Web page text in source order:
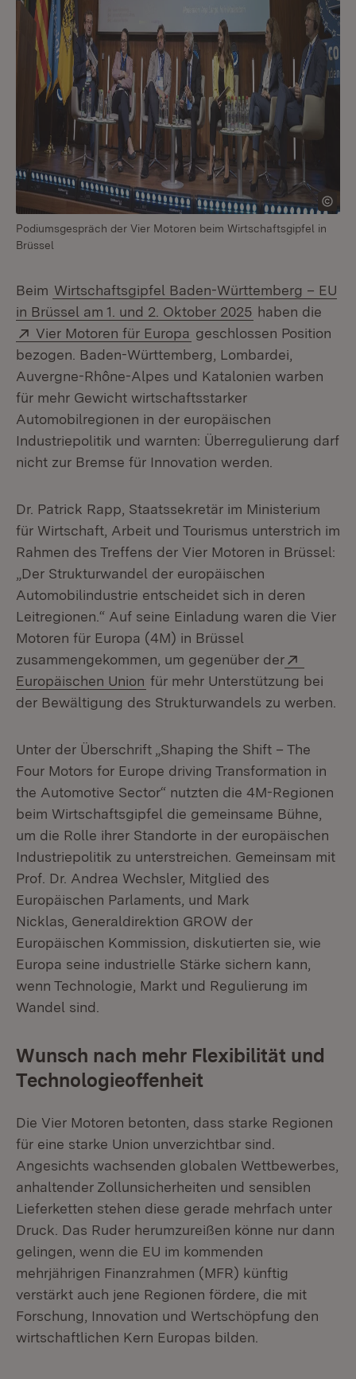
Podiumsgespräch der Vier Motoren beim Wirtschaftsgipfel in
Brüssel
Beim Wirtschaftsgipfel Baden-Württemberg – EU
in Brüssel am 1. und 2. Oktober 2025 haben die
Extern:
Vier Motoren für Europa (Öffnet in neuem
geschlossen Position
bezogen. Baden-Württemberg, Lombardei,
Auvergne-Rhône-Alpes und Katalonien warben
für mehr Gewicht wirtschaftsstarker
Automobilregionen in der europäischen
Industriepolitik und warnten: Überregulierung darf
nicht zur Bremse für Innovation werden.
Dr. Patrick Rapp, Staatssekretär im Ministerium
für Wirtschaft, Arbeit und Tourismus unterstrich im
Rahmen des Treffens der Vier Motoren in Brüssel:
„Der Strukturwandel der europäischen
Automobilindustrie entscheidet sich in deren
Leitregionen.“ Auf seine Einladung waren die Vier
Motoren für Europa (4M) in Brüssel
zusammengekommen, um gegenüber der
Europäischen Union (Öffnet in neuem Fenster)
für mehr Unterstützung bei
der Bewältigung des Strukturwandels zu werben.
Unter der Überschrift „Shaping the Shift – The
Four Motors for Europe driving Transformation in
the Automotive Sector“ nutzten die 4M-Regionen
beim Wirtschaftsgipfel die gemeinsame Bühne,
um die Rolle ihrer Standorte in der europäischen
Industriepolitik zu unterstreichen. Gemeinsam mit
Prof. Dr. Andrea Wechsler, Mitglied des
Europäischen Parlaments, und Mark
Nicklas, Generaldirektion GROW der
Europäischen Kommission, diskutierten sie, wie
Europa seine industrielle Stärke sichern kann,
wenn Technologie, Markt und Regulierung im
Wandel sind.
Wunsch nach mehr Flexibilität und
Technologieoffenheit
Die Vier Motoren betonten, dass starke Regionen
für eine starke Union unverzichtbar sind.
Angesichts wachsenden globalen Wettbewerbes,
anhaltender Zollunsicherheiten und sensiblen
Lieferketten stehen diese gerade mehrfach unter
Druck. Das Ruder herumzureißen könne nur dann
gelingen, wenn die EU im kommenden
mehrjährigen Finanzrahmen (MFR) künftig
verstärkt auch jene Regionen fördere, die mit
Forschung, Innovation und Wertschöpfung den
wirtschaftlichen Kern Europas bilden.